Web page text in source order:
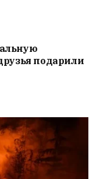
подарили